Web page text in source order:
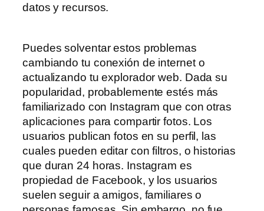
datos y recursos.
Puedes solventar estos problemas
cambiando tu conexión de internet o
actualizando tu explorador web. Dada su
popularidad, probablemente estés más
familiarizado con Instagram que con otras
aplicaciones para compartir fotos. Los
usuarios publican fotos en su perfil, las
cuales pueden editar con filtros, o historias
que duran 24 horas. Instagram es
propiedad de Facebook, y los usuarios
suelen seguir a amigos, familiares o